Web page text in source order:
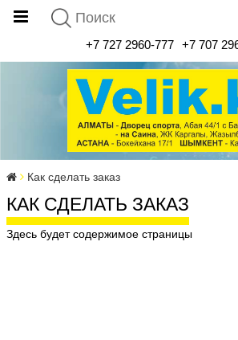
+7 727 2960-777 +7 707
Как сделать заказ
КАК СДЕЛАТЬ ЗАКАЗ
Здесь будет содержимое страницы